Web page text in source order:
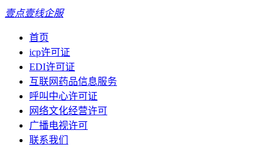
壹点壹线企服
首页
icp许可证
EDI许可证
互联网药品信息服务
呼叫中心许可证
网络文化经营许可
广播电视许可
联系我们